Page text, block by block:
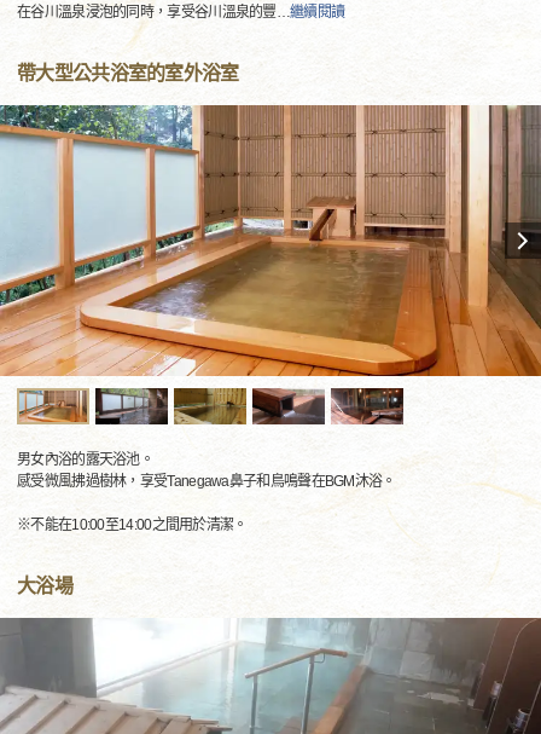
在谷川溫泉浸泡的同時，享受谷川溫泉的豐…繼續閱讀
帶大型公共浴室的室外浴室
男女內浴的露天浴池。
感受微風拂過樹林，享受Tanegawa鼻子和鳥鳴聲在BGM沐浴。
※不能在10:00至14:00之間用於清潔。
大浴場